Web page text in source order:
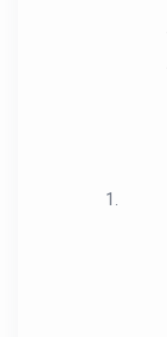
1.